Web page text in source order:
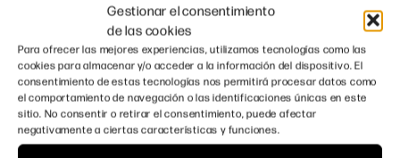
Gestionar el consentimiento
de las cookies
Para ofrecer las mejores experiencias, utilizamos tecnologías como las
cookies para almacenar y/o acceder a la información del dispositivo. El
consentimiento de estas tecnologías nos permitirá procesar datos como
el comportamiento de navegación o las identificaciones únicas en este
sitio. No consentir o retirar el consentimiento, puede afectar
negativamente a ciertas características y funciones.
LinkedIn es, con diferencia, elcanal más importante
para empresas industriales
Es donde están:
directores de operaciones
ingenieros
responsables técnicos